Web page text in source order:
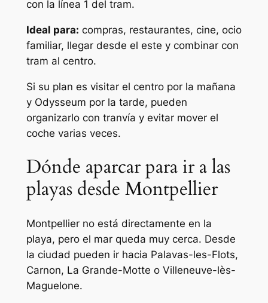
con la línea 1 del tram.
Ideal para: compras, restaurantes, cine, ocio
familiar, llegar desde el este y combinar con
tram al centro.
Si su plan es visitar el centro por la mañana
y Odysseum por la tarde, pueden
organizarlo con tranvía y evitar mover el
coche varias veces.
Dónde aparcar para ir a las
playas desde Montpellier
Montpellier no está directamente en la
playa, pero el mar queda muy cerca. Desde
la ciudad pueden ir hacia Palavas-les-Flots,
Carnon, La Grande-Motte o Villeneuve-lès-
Maguelone.